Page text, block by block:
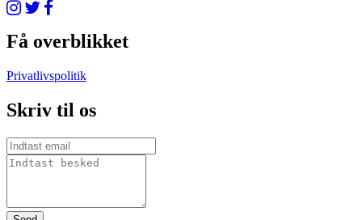
Få overblikket
Privatlivspolitik
Skriv til os